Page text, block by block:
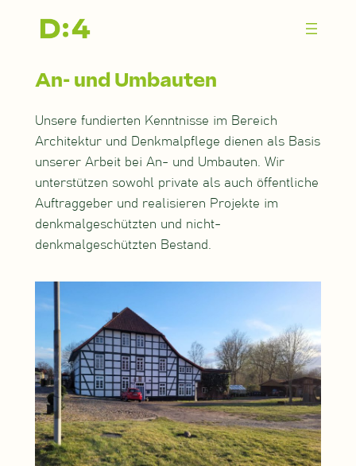
An- und Umbauten
Unsere fundierten Kenntnisse im Bereich
Architektur und Denkmalpflege dienen als Basis
unserer Arbeit bei An- und Umbauten. Wir
unterstützen sowohl private als auch öffentliche
Auftraggeber und realisieren Projekte im
denkmalgeschützten und nicht-
denkmalgeschützten Bestand.